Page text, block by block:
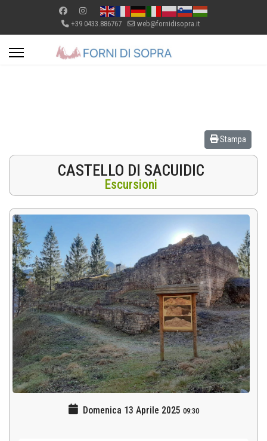
+39 0433.886767 web@fornidisopra.it
Stampa
CASTELLO DI SACUIDIC
Escursioni
Domenica 13 Aprile 2025 09:30